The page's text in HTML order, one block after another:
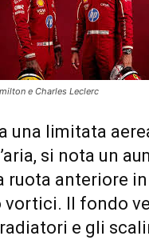
e Charles Leclerc
una limitata
si nota un
ruota anteriore
vortici. Il fondo
e gli